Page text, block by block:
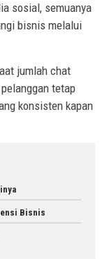
sosial, semuanya
bisnis melalui
jumlah chat
tetap
konsisten kapan
Bisnis